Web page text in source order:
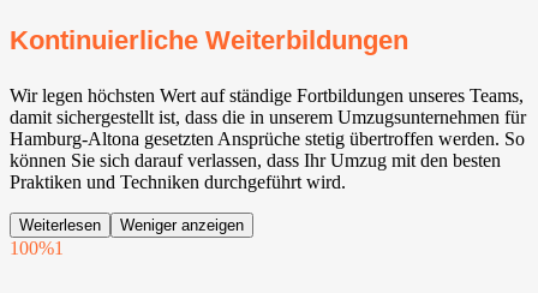
Kontinuierliche Weiterbildungen
Wir legen höchsten Wert auf ständige Fortbildungen unseres Teams,
damit sichergestellt ist, dass die in unserem Umzugsunternehmen für
Hamburg-Altona gesetzten Ansprüche stetig übertroffen werden. So
können Sie sich darauf verlassen, dass Ihr Umzug mit den besten
Praktiken und Techniken durchgeführt wird.
Weiterlesen Weniger anzeigen
100%1